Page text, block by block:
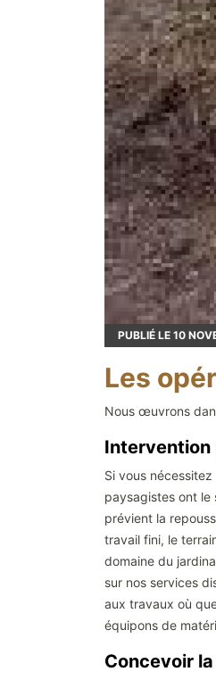
PUBLIÉ LE 10
Les
Nous œuvrons
Intervention
Si vous
paysagistes ont le
prévient la
travail fini, le
domaine du
sur nos services
aux travaux où
équipons de
Concevoir